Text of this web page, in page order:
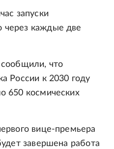
запуски
через каждые две
сообщили, что
России к 2030 году
650 космических
вице-премьера
завершена работа